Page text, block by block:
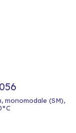
monomodale (SM),